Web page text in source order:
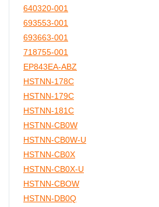
640320-001
693553-001
693663-001
718755-001
EP843EA-ABZ
HSTNN-178C
HSTNN-179C
HSTNN-181C
HSTNN-CB0W
HSTNN-CB0W-U
HSTNN-CB0X
HSTNN-CB0X-U
HSTNN-CBOW
HSTNN-DB0Q